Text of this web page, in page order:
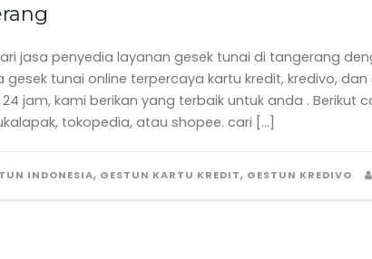
jasa penyedia layanan gesek tunai di tangerang
tunai online terpercaya kartu kredit, kredivo, dan
jam, kami berikan yang terbaik untuk anda . Berikut
tokopedia, atau shopee. cari […]
INDONESIA, GESTUN KARTU KREDIT, GESTUN KREDIVO